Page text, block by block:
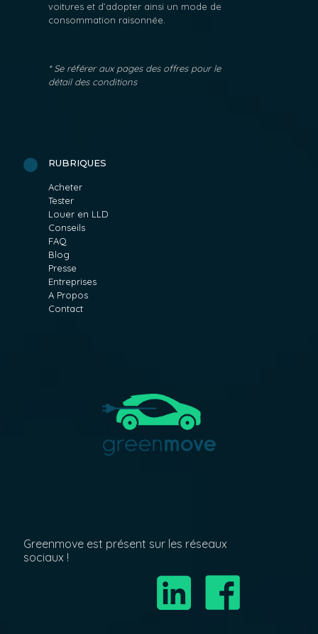
voitures et d’adopter ainsi un mode de
consommation raisonnée.
* Se référer aux pages des offres pour le
détail des conditions
RUBRIQUES
Acheter
Tester
Louer en LLD
Conseils
FAQ
Blog
Presse
Entreprises
A Propos
Contact
Greenmove est présent sur les réseaux
sociaux !